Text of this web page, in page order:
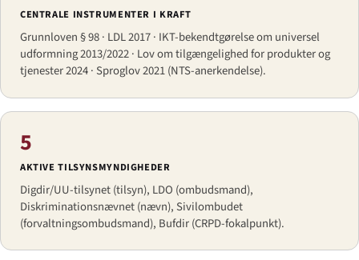
CENTRALE INSTRUMENTER I KRAFT
Grunnloven § 98 · LDL 2017 · IKT-bekendtgørelse om universel
udformning 2013/2022 · Lov om tilgængelighed for produkter og
tjenester 2024 · Sproglov 2021 (NTS-anerkendelse).
5
AKTIVE TILSYNSMYNDIGHEDER
Digdir/UU-tilsynet (tilsyn), LDO (ombudsmand),
Diskriminationsnævnet (nævn), Sivilombudet
(forvaltningsombudsmand), Bufdir (CRPD-fokalpunkt).